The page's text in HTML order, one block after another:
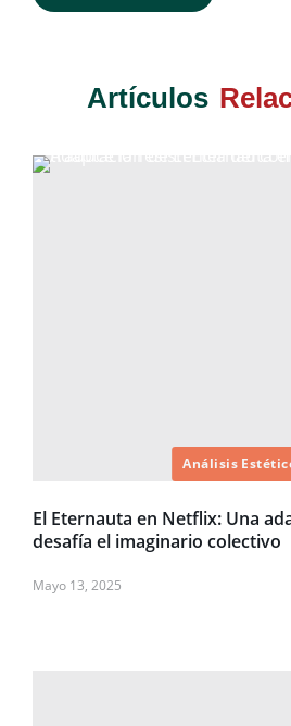
Artículos
Análisis
El Eternauta en Netflix: Una
desafía el imaginario colectivo
Mayo 13, 2025